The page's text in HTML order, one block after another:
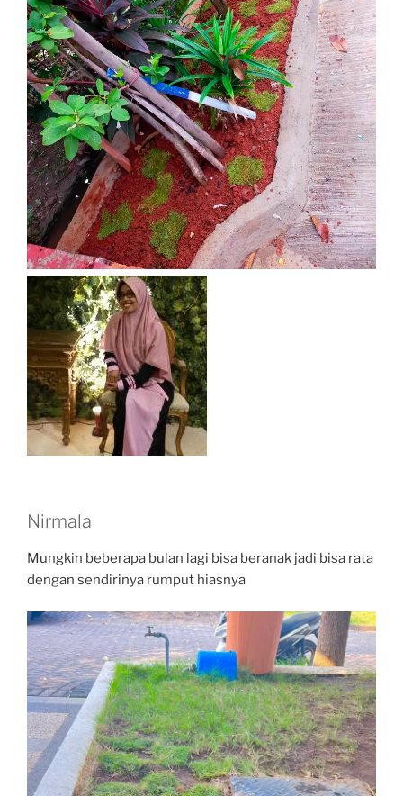
Nirmala
Mungkin beberapa bulan lagi bisa beranak jadi bisa rata
dengan sendirinya rumput hiasnya